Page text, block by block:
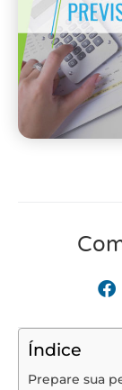
Índice
Prepare sua